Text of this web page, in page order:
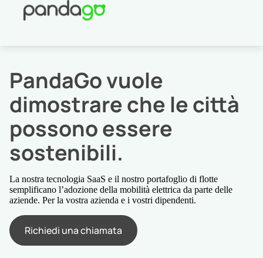
PandaGo vuole
dimostrare che le città
possono essere
sostenibili.
La nostra tecnologia SaaS e il nostro portafoglio di flotte
semplificano l’adozione della mobilità elettrica da parte delle
aziende. Per la vostra azienda e i vostri dipendenti.
Richiedi una chiamata